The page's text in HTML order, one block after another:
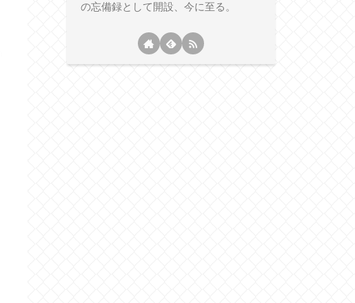
の忘備録として開設、今に至る。